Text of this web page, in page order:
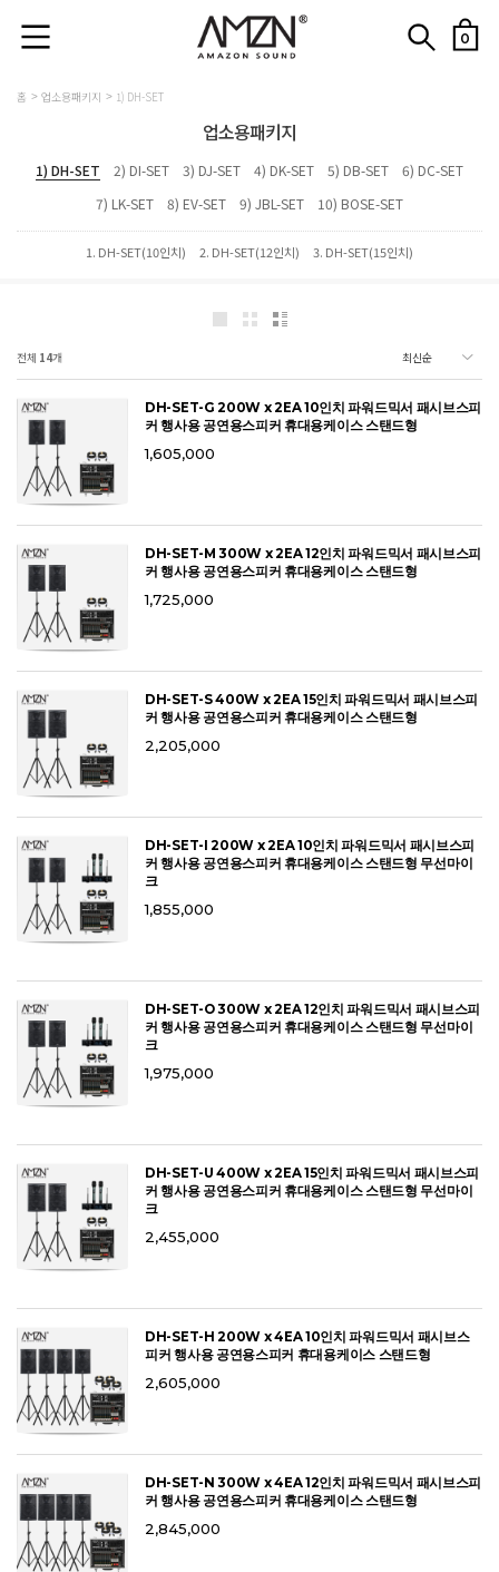
0
홈 업소용패키지 1) DH-SET
업소용패키지
1) DH-SET 2) DI-SET 3) DJ-SET 4) DK-SET 5) DB-SET
6) DC-SET
7) LK-SET
8) EV-SET 9) JBL-SET 10) BOSE-SET
1. DH-SET(10인치) 2. DH-SET(12인치) 3. DH-SET(15인치)
전체 14개
DH-SET-G 200W x 2EA 10인치 파워드믹서 패시브스피
커 행사용 공연용스피커 휴대용케이스 스탠드형
1,605,000
DH-SET-M 300W x 2EA 12인치 파워드믹서 패시브스피
커 행사용 공연용스피커 휴대용케이스 스탠드형
1,725,000
DH-SET-S 400W x 2EA 15인치 파워드믹서 패시브스피
커 행사용 공연용스피커 휴대용케이스 스탠드형
2,205,000
DH-SET-I 200W x 2EA 10인치 파워드믹서 패시브스피
커 행사용 공연용스피커 휴대용케이스 스탠드형 무선마이
크
1,855,000
DH-SET-O 300W x 2EA 12인치 파워드믹서 패시브스피
커 행사용 공연용스피커 휴대용케이스 스탠드형 무선마이
크
1,975,000
DH-SET-U 400W x 2EA 15인치 파워드믹서 패시브스피
커 행사용 공연용스피커 휴대용케이스 스탠드형 무선마이
크
2,455,000
DH-SET-H 200W x 4EA 10인치 파워드믹서 패시브스
피커 행사용 공연용스피커 휴대용케이스 스탠드형
2,605,000
DH-SET-N 300W x 4EA 12인치 파워드믹서 패시브스피
커 행사용 공연용스피커 휴대용케이스 스탠드형
2,845,000